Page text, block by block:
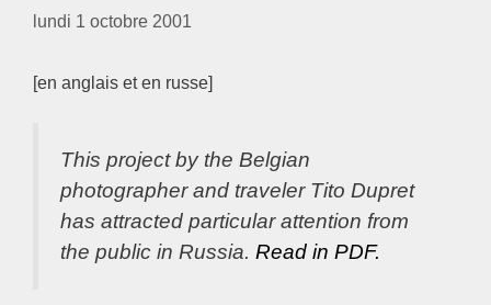
lundi 1 octobre 2001
[en anglais et en russe]
This project by the Belgian
photographer and traveler Tito Dupret
has attracted particular attention from
the public in Russia. Read in PDF.